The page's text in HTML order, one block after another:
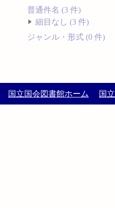
普通件名 (3 件)
細目なし (3 件)
ジャンル・形式 (0 件)
国立国会図書館ホーム 国